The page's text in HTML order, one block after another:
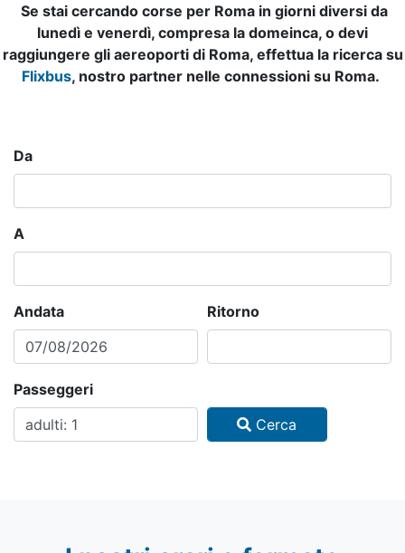
Se stai cercando corse per Roma in giorni diversi da
lunedì e venerdì, compresa la domeinca, o devi
raggiungere gli aereoporti di Roma, effettua la ricerca su
Flixbus, nostro partner nelle connessioni su Roma.
Da
A
Andata Ritorno
Passeggeri
Cerca